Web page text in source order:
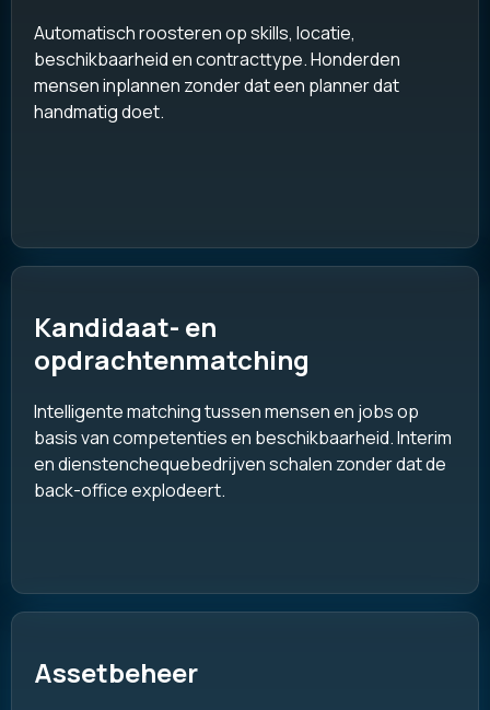
Automatisch roosteren op skills, locatie,
beschikbaarheid en contracttype. Honderden
mensen inplannen zonder dat een planner dat
handmatig doet.
Kandidaat- en
opdrachtenmatching
Intelligente matching tussen mensen en jobs op
basis van competenties en beschikbaarheid. Interim
en dienstenchequebedrijven schalen zonder dat de
back-office explodeert.
Assetbeheer